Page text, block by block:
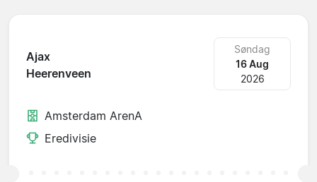
Ajax
Heerenveen
Søndag
16 Aug
2026
Amsterdam ArenA
Eredivisie